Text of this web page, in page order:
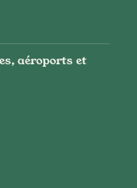
François-
aéroports et